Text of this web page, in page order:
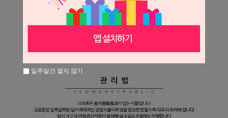
일주일간 열지 않기